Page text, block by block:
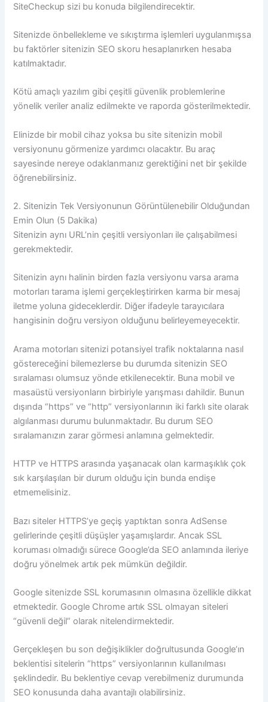
SiteCheckup sizi bu konuda bilgilendirecektir.
Sitenizde önbellekleme ve sıkıştırma işlemleri uygulanmışsa
bu faktörler sitenizin SEO skoru hesaplanırken hesaba
katılmaktadır.
Kötü amaçlı yazılım gibi çeşitli güvenlik problemlerine
yönelik veriler analiz edilmekte ve raporda gösterilmektedir.
Elinizde bir mobil cihaz yoksa bu site sitenizin mobil
versiyonunu görmenize yardımcı olacaktır. Bu araç
sayesinde nereye odaklanmanız gerektiğini net bir şekilde
öğrenebilirsiniz.
2. Sitenizin Tek Versiyonunun Görüntülenebilir Olduğundan
Emin Olun (5 Dakika)
Sitenizin aynı URL’nin çeşitli versiyonları ile çalışabilmesi
gerekmektedir.
Sitenizin aynı halinin birden fazla versiyonu varsa arama
motorları tarama işlemi gerçekleştirirken karma bir mesaj
iletme yoluna gideceklerdir. Diğer ifadeyle tarayıcılara
hangisinin doğru versiyon olduğunu belirleyemeyecektir.
Arama motorları sitenizi potansiyel trafik noktalarına nasıl
göstereceğini bilemezlerse bu durumda sitenizin SEO
sıralaması olumsuz yönde etkilenecektir. Buna mobil ve
masaüstü versiyonların birbiriyle yarışması dahildir. Bunun
dışında “https” ve “http” versiyonlarının iki farklı site olarak
algılanması durumu bulunmaktadır. Bu durum SEO
sıralamanızın zarar görmesi anlamına gelmektedir.
HTTP ve HTTPS arasında yaşanacak olan karmaşıklık çok
sık karşılaşılan bir durum olduğu için bunda endişe
etmemelisiniz.
Bazı siteler HTTPS’ye geçiş yaptıktan sonra AdSense
gelirlerinde çeşitli düşüşler yaşamışlardır. Ancak SSL
koruması olmadığı sürece Google’da SEO anlamında ileriye
doğru yönelmek artık pek mümkün değildir.
Google sitenizde SSL korumasının olmasına özellikle dikkat
etmektedir. Google Chrome artık SSL olmayan siteleri
“güvenli değil” olarak nitelendirmektedir.
Gerçekleşen bu son değişiklikler doğrultusunda Google’ın
beklentisi sitelerin “https” versiyonlarının kullanılması
şeklindedir. Bu beklentiye cevap verebilmeniz durumunda
SEO konusunda daha avantajlı olabilirsiniz.